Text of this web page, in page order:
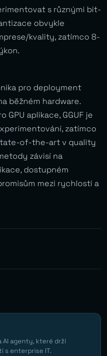
s různými bit-
obvykle
kvality, zatímco 8-
pro deployment
běžném hardware.
GPU aplikace, GGUF je
zatímco
of-the-art v quality
závisí na
dostupném
mezi rychlostí a
AI agenty, které drží
s enterprise IT.